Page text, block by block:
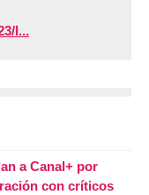
l...
a Canal+ por
con críticos